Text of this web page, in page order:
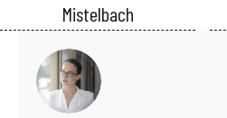
Mistelbach